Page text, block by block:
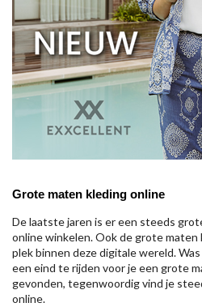
Grote maten kleding online
De laatste jaren is er een steeds
online winkelen. Ook de grote
plek binnen deze digitale wereld.
een eind te rijden voor je een grote
gevonden, tegenwoordig vind je
online.